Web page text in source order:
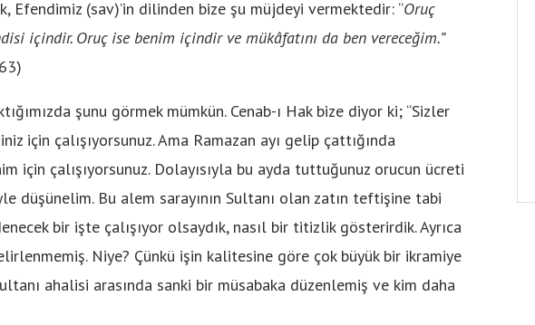
Efendimiz (sav)’in dilinden bize şu müjdeyi vermektedir: “Oruç
içindir. Oruç ise benim içindir ve mükâfatını da ben vereceğim.”
şunu görmek mümkün. Cenab-ı Hak bize diyor ki; “Sizler
için çalışıyorsunuz. Ama Ramazan ayı gelip çattığında
için çalışıyorsunuz. Dolayısıyla bu ayda tuttuğunuz orucun ücreti
düşünelim. Bu alem sarayının Sultanı olan zatın teftişine tabi
bir işte çalışıyor olsaydık, nasıl bir titizlik gösterirdik. Ayrıca
Niye? Çünkü işin kalitesine göre çok büyük bir ikramiye
ahalisi arasında sanki bir müsabaka düzenlemiş ve kim daha